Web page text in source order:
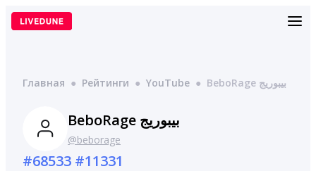
Перейти
Главная ● Рейтинги ● YouTube ● BeboRage بيبوريج
BeboRage بيبوريج
@beborage
#68533 #11331